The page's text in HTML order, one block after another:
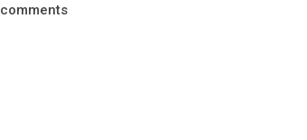
comments